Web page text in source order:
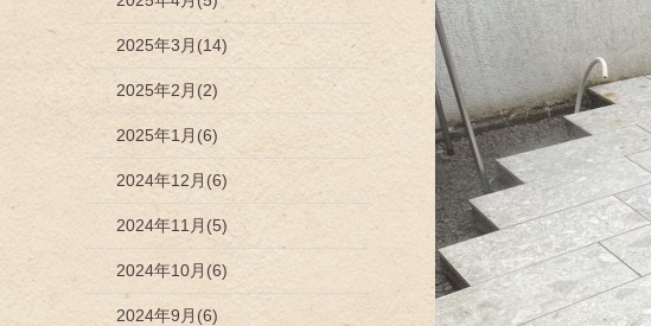
2025年3月(14)
2025年2月(2)
2025年1月(6)
2024年12月(6)
2024年11月(5)
2024年10月(6)
2024年9月(6)